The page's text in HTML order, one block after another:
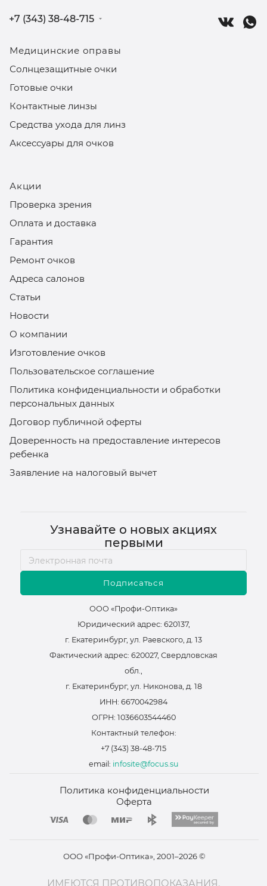
Медицинские оправы
Солнцезащитные очки
Готовые очки
Контактные линзы
Средства ухода для линз
Аксессуары для очков
Акции
Проверка зрения
Оплата и доставка
Гарантия
Ремонт очков
Адреса салонов
Статьи
Новости
О компании
Изготовление очков
Пользовательское соглашение
Политика конфиденциальности и обработки
персональных данных
Договор публичной оферты
Доверенность на предоставление интересов
ребенка
Заявление на налоговый вычет
Узнавайте о новых акциях
первыми
Подписаться
+7 (343) 38-48-715
ООО «Профи-Оптика»
Юридический адрес: 620137,
г. Екатеринбург, ул. Раевского, д. 13
Фактический адрес: 620027, Свердловская
обл.,
г. Екатеринбург, ул. Никонова, д. 18
ИНН: 6670042984
ОГРН: 1036603544460
Контактный телефон:
+7 (343) 38-48-715
email: infosite@focus.su
ООО «Профи-Оптика», 2001–2026 ©
Политика конфиденциальности
Оферта
ИМЕЮТСЯ ПРОТИВОПОКАЗАНИЯ.